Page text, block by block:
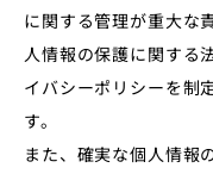
に関する管理が重大な
人情報の保護に関する
イバシーポリシーを制
す。
また、確実な個人情報